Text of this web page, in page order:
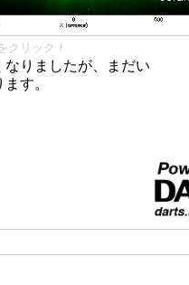
クリック！
なりましたが、まだい
す。